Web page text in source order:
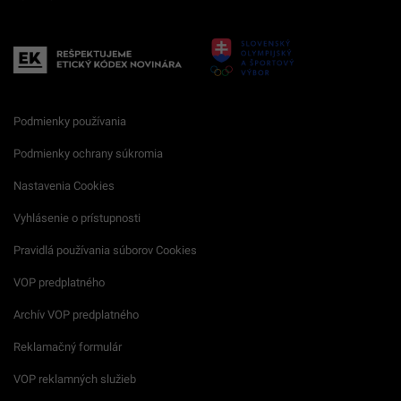
Podmienky používania
Podmienky ochrany súkromia
Nastavenia Cookies
Vyhlásenie o prístupnosti
Pravidlá používania súborov Cookies
VOP predplatného
Archív VOP predplatného
Reklamačný formulár
VOP reklamných služieb